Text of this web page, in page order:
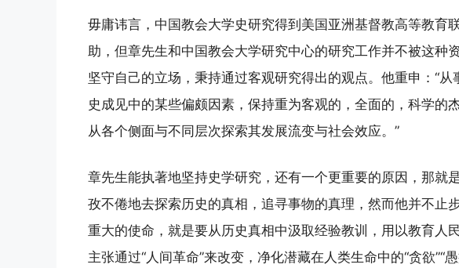
毋庸讳言，中国教会大学史研究得到美国亚洲基督教高等教育
助，但章先生和中国教会大学研究中心的研究工作并不被这种
坚守自己的立场，秉持通过客观研究得出的观点。他重申：“
史成见中的某些偏颇因素，保持重为客观的，全面的，科学的
从各个侧面与不同层次探索其发展流变与社会效应。”
章先生能执著地坚持史学研究，还有一个更重要的原因，那就
孜不倦地去探索历史的真相，追寻事物的真理，然而他并不止
重大的使命，就是要从历史真相中汲取经验教训，用以教育人
主张通过“人间革命”来改变，净化潜藏在人类生命中的“贪欲”“